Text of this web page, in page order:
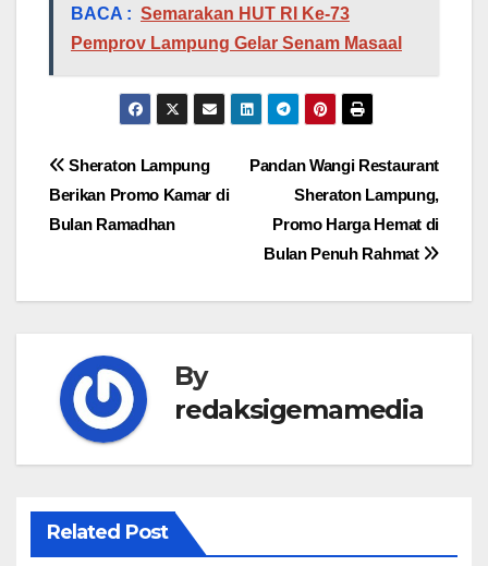
BACA : Semarakan HUT RI Ke-73
Pemprov Lampung Gelar Senam Masaal
Navigasi
pos
Pandan Wangi Restaurant
Sheraton Lampung,
Promo Harga Hemat di
Bulan Penuh Rahmat
Sheraton Lampung
Berikan Promo Kamar di
Bulan Ramadhan
By
redaksigemamedia
Related Post